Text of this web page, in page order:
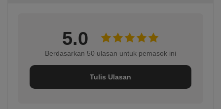
5.0
Berdasarkan 50 ulasan untuk pemasok ini
Tulis Ulasan